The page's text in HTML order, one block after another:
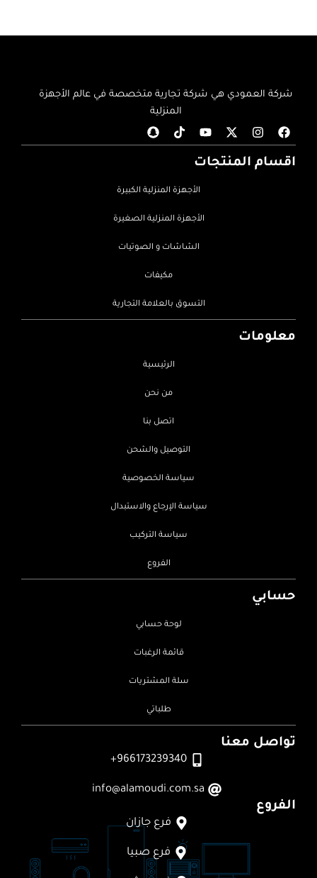
شركة العمودي هي شركة تجارية متخصصة في عالم الأجهزة
المنزلية
اقسام المنتجات
الأجهزة المنزلية الكبيرة
الأجهزة المنزلية الصغيرة
الشاشات و الصوتيات
مكيفات
التسوق بالعلامة التجارية
معلومات
الرئيسية
من نحن
اتصل بنا
التوصيل والشحن
سياسة الخصوصية
سياسة الإرجاع والاستبدال
سياسة التركيب
الفروع
حسابي
لوحة حسابي
قائمة الرغبات
سلة المشتريات
طلباتي
تواصل معنا
966173239340+
info@alamoudi.com.sa
الفروع
فرع جازان
فرع صبيا